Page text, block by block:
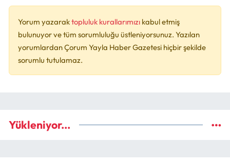
Yorum yazaraktopluluk kurallarımızı kabul etmiş
bulunuyor ve tüm sorumluluğu üstleniyorsunuz. Yazılan
yorumlardan Çorum Yayla Haber Gazetesi hiçbir şekilde
sorumlu tutulamaz.
Yükleniyor...